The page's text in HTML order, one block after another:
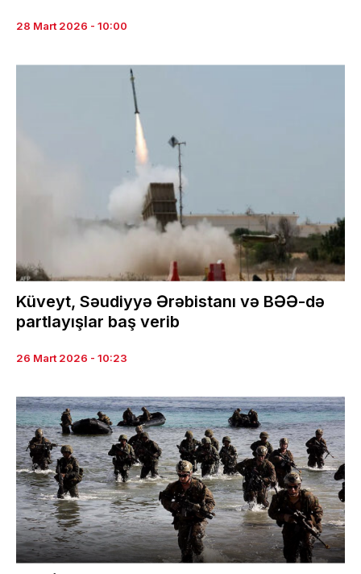
28 Mart 2026 - 10:00
Küveyt, Səudiyyə Ərəbistanı və BƏƏ-də
partlayışlar baş verib
26 Mart 2026 - 10:23